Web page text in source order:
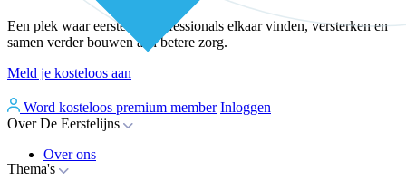
Een plek waar eerstelijnsprofessionals elkaar vinden, versterken en
samen verder bouwen aan betere zorg.
Meld je kosteloos aan
Word kosteloos premium member Inloggen
Over De Eerstelijns
Over ons
Nieuws
Thema's